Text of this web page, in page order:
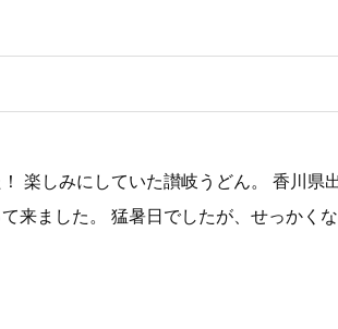
楽しみにしていた讃岐うどん。 香川県
来ました。 猛暑日でしたが、せっかく